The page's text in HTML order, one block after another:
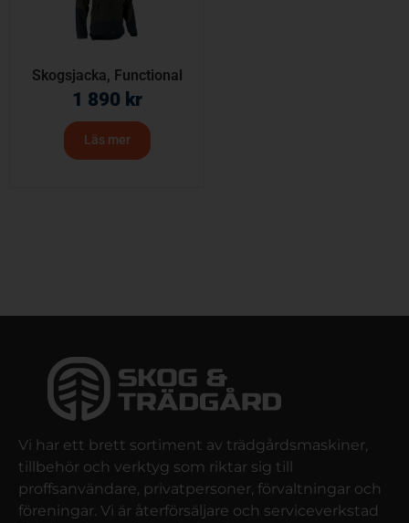
Skogsjacka, Functional
1 890 kr
Läs mer
Vi har ett brett sortiment av trädgårdsmaskiner,
tillbehör och verktyg som riktar sig till
proffsanvändare, privatpersoner, förvaltningar och
föreningar. Vi är återförsäljare och serviceverkstad